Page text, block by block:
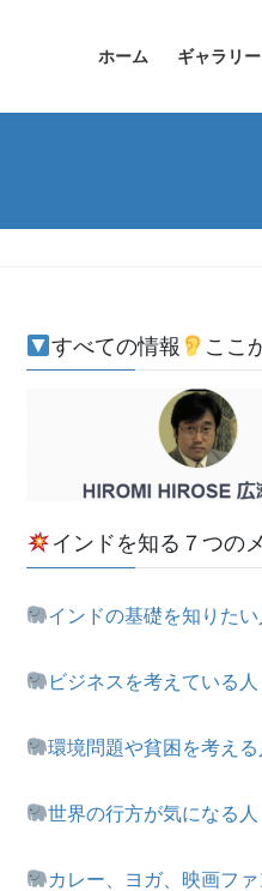
ホーム ギャラリー
すべての情報 ここ
インドを知る７つの
インドの基礎を知りたい
ビジネスを考えている人
環境問題や貧困を考える
世界の行方が気になる人
カレー、ヨガ、映画ファ